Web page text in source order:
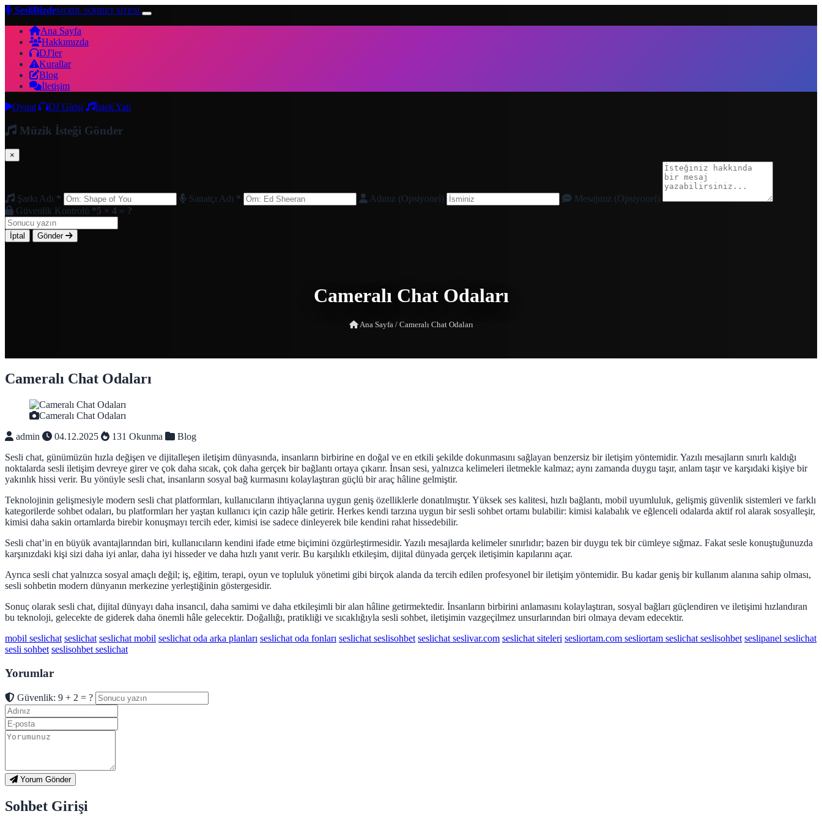
SesliBizdeMOBİL SOHBET SİTESİ
Ana Sayfa
Hakkımızda
DJ'ler
Kurallar
Blog
İletişim
Oynat
DJ Girişi İstek Yap
Müzik İsteği Gönder
×
Şarkı Adı * Sanatçı Adı * Adınız (Opsiyonel)
Mesajınız (Opsiyonel)
Güvenlik Kontrolü *5 × 4 = ?
İptal Gönder
Cameralı Chat Odaları
Ana Sayfa /Cameralı Chat Odaları
Cameralı Chat Odaları
Cameralı Chat Odaları
admin
04.12.2025 131 Okunma
Blog
Sesli chat, günümüzün hızla değişen ve dijitalleşen iletişim dünyasında, insanların birbirine en doğal ve en etkili şekilde dokunmasını sağlayan benzersiz bir iletişim yöntemidir. Yazılı mesajların sınırlı kaldığı
noktalarda sesli iletişim devreye girer ve çok daha sıcak, çok daha gerçek bir bağlantı ortaya çıkarır. İnsan sesi, yalnızca kelimeleri iletmekle kalmaz; aynı zamanda duygu taşır, anlam taşır ve karşıdaki kişiye bir
yakınlık hissi verir. Bu yönüyle sesli chat, insanların sosyal bağ kurmasını kolaylaştıran güçlü bir araç hâline gelmiştir.
Teknolojinin gelişmesiyle modern sesli chat platformları, kullanıcıların ihtiyaçlarına uygun geniş özelliklerle donatılmıştır. Yüksek ses kalitesi, hızlı bağlantı, mobil uyumluluk, gelişmiş güvenlik sistemleri ve farklı
kategorilerde sohbet odaları, bu platformları her yaştan kullanıcı için cazip hâle getirir. Herkes kendi tarzına uygun bir sesli sohbet ortamı bulabilir: kimisi kalabalık ve eğlenceli odalarda aktif rol alarak sosyalleşir,
kimisi daha sakin ortamlarda birebir konuşmayı tercih eder, kimisi ise sadece dinleyerek bile kendini rahat hissedebilir.
Sesli chat’in en büyük avantajlarından biri, kullanıcıların kendini ifade etme biçimini özgürleştirmesidir. Yazılı mesajlarda kelimeler sınırlıdır; bazen bir duygu tek bir cümleye sığmaz. Fakat sesle konuştuğunuzda
karşınızdaki kişi sizi daha iyi anlar, daha iyi hisseder ve daha hızlı yanıt verir. Bu karşılıklı etkileşim, dijital dünyada gerçek iletişimin kapılarını açar.
Ayrıca sesli chat yalnızca sosyal amaçlı değil; iş, eğitim, terapi, oyun ve topluluk yönetimi gibi birçok alanda da tercih edilen profesyonel bir iletişim yöntemidir. Bu kadar geniş bir kullanım alanına sahip olması,
sesli sohbetin modern dünyanın merkezine yerleştiğinin göstergesidir.
Sonuç olarak sesli chat, dijital dünyayı daha insancıl, daha samimi ve daha etkileşimli bir alan hâline getirmektedir. İnsanların birbirini anlamasını kolaylaştıran, sosyal bağları güçlendiren ve iletişimi hızlandıran
bu teknoloji, gelecekte de giderek daha önemli hâle gelecektir. Doğallığı, pratikliği ve sıcaklığıyla sesli sohbet, iletişimin vazgeçilmez unsurlarından biri olmaya devam edecektir.
mobil seslichat seslichat seslichat mobil seslichat oda arka planları seslichat oda fonları seslichat seslisohbet seslichat seslivar.com seslichat siteleri sesliortam.com sesliortam seslichat seslisohbet seslipanel seslichat
sesli sohbet seslisohbet seslichat
Yorumlar
Güvenlik: 9 + 2 = ?
Yorum Gönder
Sohbet Girişi